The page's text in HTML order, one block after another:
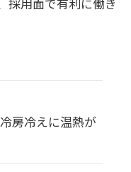
房冷えに温熱が